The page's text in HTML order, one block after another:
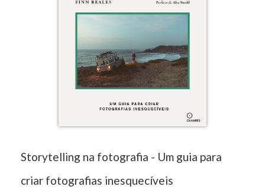
Storytelling na fotografia - Um guia para
criar fotografias inesquecíveis